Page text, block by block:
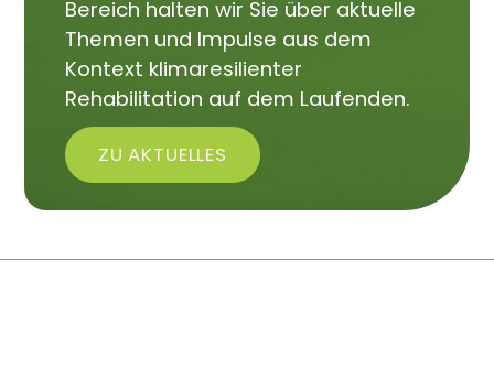
Bereich halten wir Sie über aktuelle
Themen und Impulse aus dem
Kontext klimaresilienter
Rehabilitation auf dem Laufenden.
ZU AKTUELLES